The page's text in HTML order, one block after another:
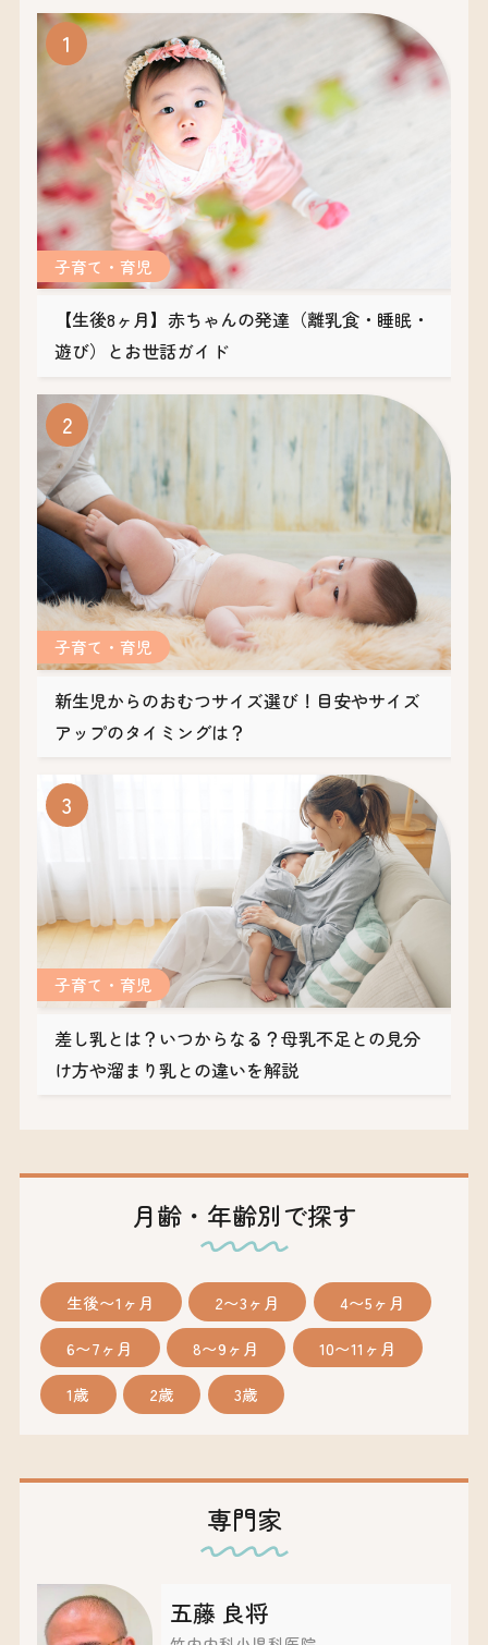
【生後8ヶ月】赤ちゃんの発達（離乳食・睡眠・
遊び）とお世話ガイド
子育て・育児
新生児からのおむつサイズ選び！目安やサイズ
アップのタイミングは？
子育て・育児
差し乳とは？いつからなる？母乳不足との見分
け方や溜まり乳との違いを解説
子育て・育児
月齢・年齢別で探す
生後〜1ヶ月 2〜3ヶ月 4〜5ヶ月
6〜7ヶ月 8〜9ヶ月 10〜11ヶ月
1歳 2歳 3歳
専門家
五藤 良将